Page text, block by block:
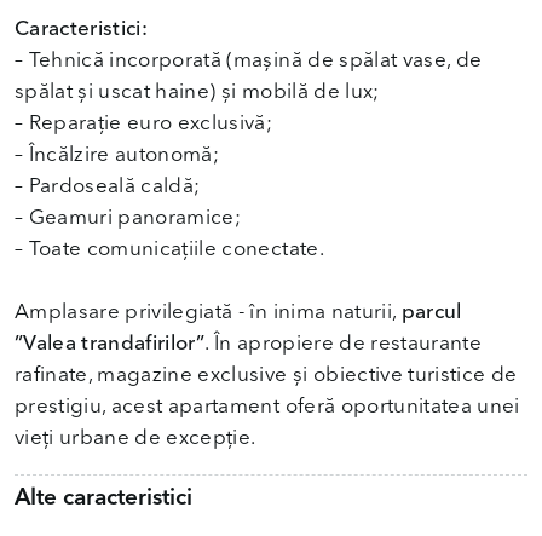
Caracteristici:
– Tehnică incorporată (mașină de spălat vase, de
spălat și uscat haine) și mobilă de lux;
– Reparație euro exclusivă;
– Încălzire autonomă;
– Pardoseală caldă;
– Geamuri panoramice;
– Toate comunicațiile conectate.
Amplasare privilegiată - în inima naturii, parcul
”Valea trandafirilor”. În apropiere de restaurante
rafinate, magazine exclusive şi obiective turistice de
prestigiu, acest apartament oferă oportunitatea unei
vieţi urbane de excepţie.
Alte caracteristici